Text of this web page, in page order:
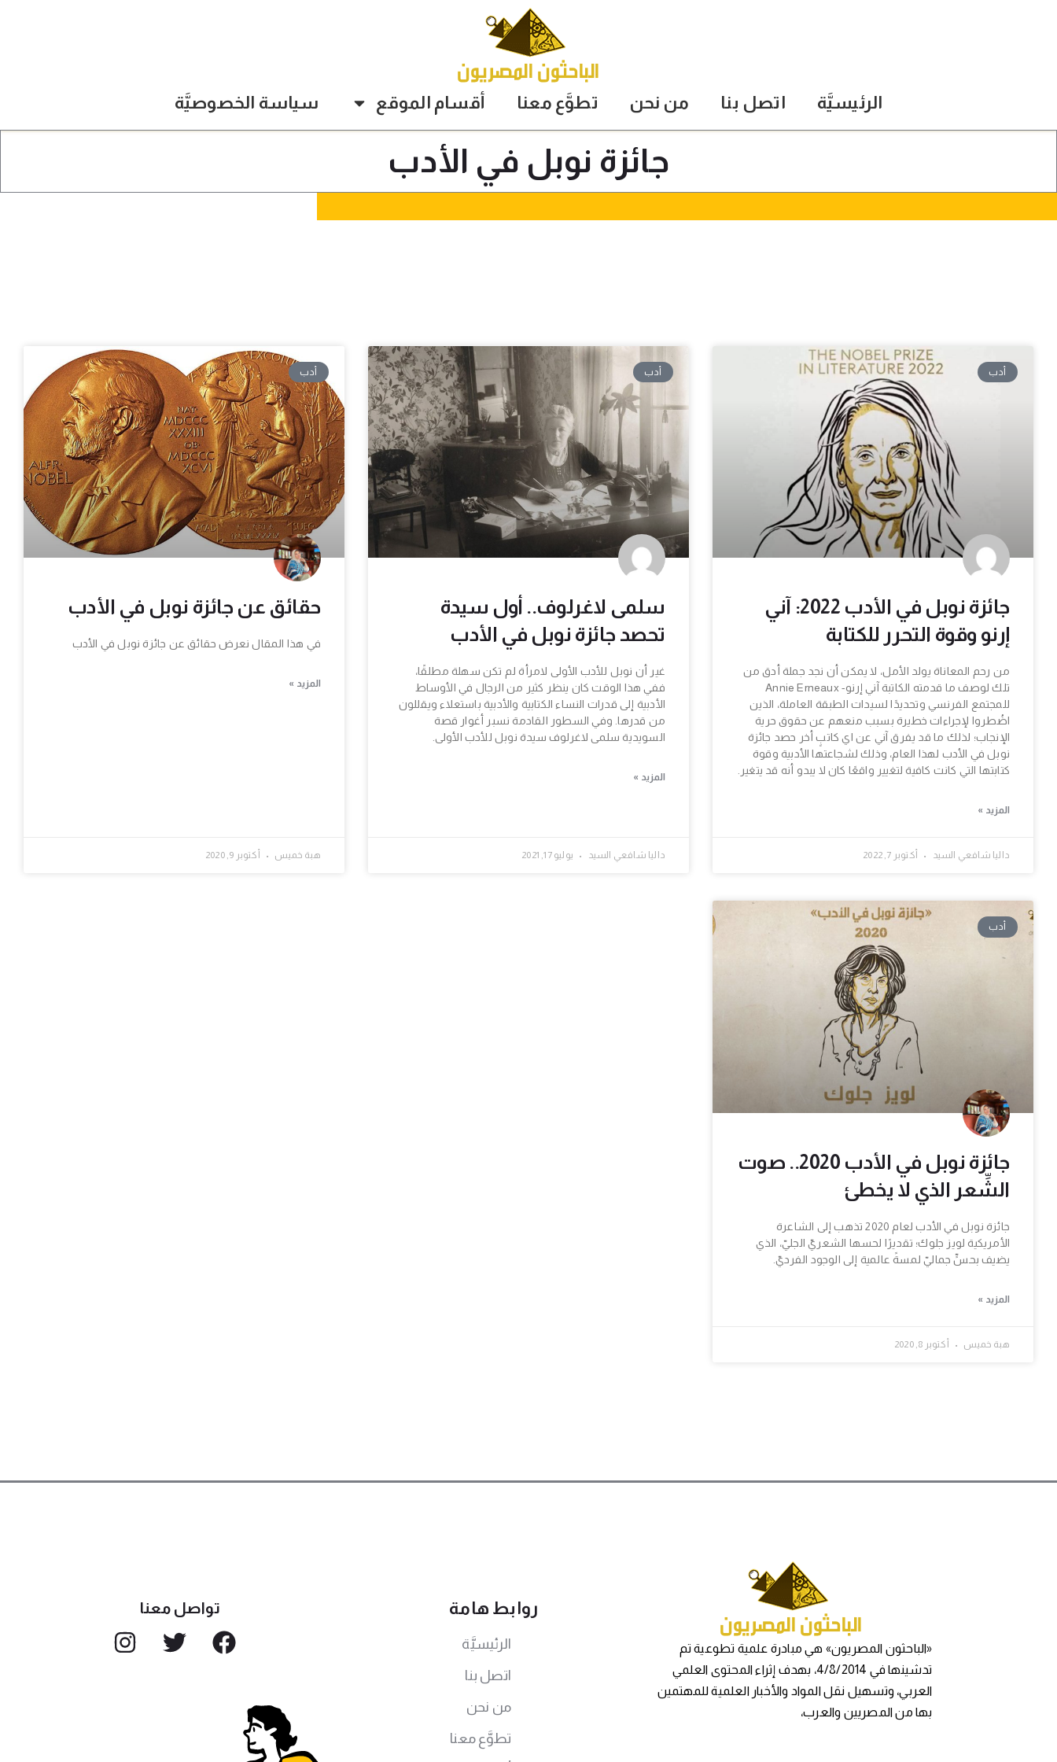
الرئيسيَّة اتصل بنا من نحن تطوَّع معنا أقسام الموقع سياسة الخصوصيَّة
جائزة نوبل في الأدب
أدب
جائزة نوبل في الأدب 2022: آني
إرنو وقوة التحرر للكتابة
من رحم المعاناة يولد الأمل، لا يمكن أن نجد جملة أدق من
تلك لوصف ما قدمته الكاتبة آني إرنو- Annie Erneaux
للمجتمع الفرنسي وتحديدًا لسيدات الطبقة العاملة، الذين
اضُطروا لإجراءات خطيرة بسبب منعهم عن حقوق حرية
الإنجاب؛ لذلك ما قد يفرق آني عن اي كاتبٍ أخر حصد جائزة
نوبل في الأدب لهذا العام، وذلك لشجاعتها الأدبية وقوة
كتابتها التي كانت كافية لتغيير واقعًا كان لا يبدو أنه قد يتغير.
المزيد »
داليا شافعي السيد أكتوبر 7, 2022
أدب
سلمى لاغرلوف.. أول سيدة
تحصد جائزة نوبل في الأدب
غير أن نوبل للأدب الأولى لامرأة لم تكن سهلة مطلقًا،
ففي هذا الوقت كان ينظر كثير من الرجال في الأوساط
الأدبية إلى قدرات النساء الكتابية والأدبية باستعلاء ويقللون
من قدرها. وفي السطور القادمة نسبر أغوار قصة
السويدية سلمى لاغرلوف سيدة نوبل للأدب الأولى.
المزيد »
داليا شافعي السيد يوليو 17, 2021
أدب
حقائق عن جائزة نوبل في الأدب
في هذا المقال نعرض حقائق عن جائزة نوبل في الأدب
المزيد »
هبة خميس أكتوبر 9, 2020
أدب
جائزة نوبل في الأدب 2020.. صوت
الشِّعر الذي لا يخطئ
جائزة نوبل في الأدب لعام 2020 تذهب إلى الشاعرة
الأمريكية لويز جلوك؛ تقديرًا لحسها الشعريّ الجليّ، الذي
يضيف بحسٍّ جماليّ لمسةً عالمية إلى الوجود الفرديّ.
المزيد »
هبة خميس أكتوبر 8, 2020
«الباحثون المصريون» هي مبادرة علمية تطوعية تم
تدشينها في 4/8/2014، بهدف إثراء المحتوى العلمي
العربي، وتسهيل نقل المواد والأخبار العلمية للمهتمين
بها من المصريين والعرب،
روابط هامة
الرئيسيَّة
اتصل بنا
من نحن
تطوَّع معنا
تواصل معنا